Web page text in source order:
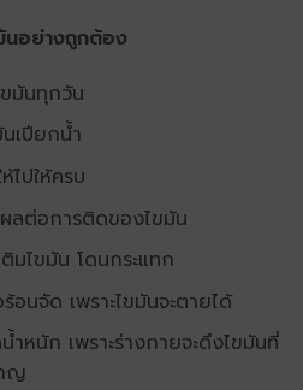
นอย่างถูกต้อง
มันทุกวัน
เปียกน้ำ
ไปให้ครบ
ลต่อการติดของไขมัน
ติมไขมัน โดนกระแทก
นจัด เพราะไขมันจะตายได้
นัก เพราะร่างกายจะดึงไขมันที่
ญ